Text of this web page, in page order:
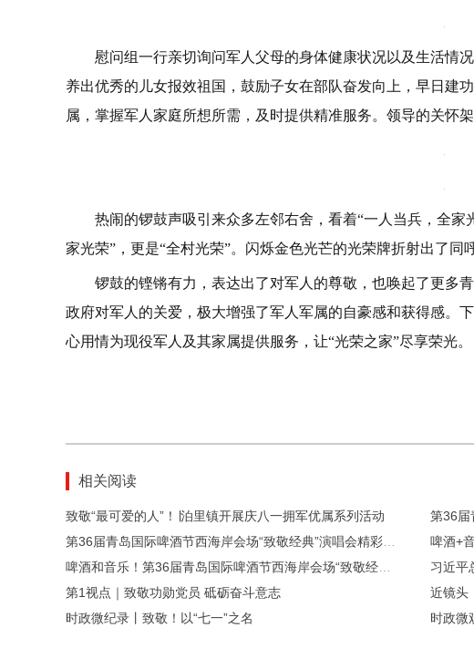
慰问组一行亲切询问军人父母的身体健康状况以及生活情
养出优秀的儿女报效祖国，鼓励子女在部队奋发向上，早日建
属，掌握军人家庭所想所需，及时提供精准服务。领导的关怀
热闹的锣鼓声吸引来众多左邻右舍，看着“一人当兵，全
家光荣”，更是“全村光荣”。闪烁金色光芒的光荣牌折射出了同
锣鼓的铿锵有力，表达出了对军人的尊敬，也唤起了更多
政府对军人的关爱，极大增强了军人军属的自豪感和获得感。
心用情为现役军人及其家属提供服务，让“光荣之家”尽享荣光。
相关阅读
致敬“最可爱的人”！∣泊里镇开展庆八一拥军优属系列活动
习近平
第1视点｜致敬功勋党员 砥砺奋斗意志
近镜头
时政微纪录丨致敬！以“七一”之名
时政微